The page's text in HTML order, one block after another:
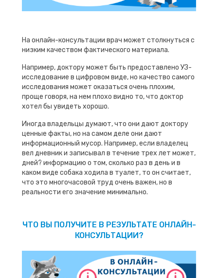
На онлайн-консультации врач может столкнуться с
низким качеством фактического материала.
Например, доктору может быть предоставлено УЗ-
исследование в цифровом виде, но качество самого
исследования может оказаться очень плохим,
проще говоря, на нем плохо видно то, что доктор
хотел бы увидеть хорошо.
Иногда владельцы думают, что они дают доктору
ценные факты, но на самом деле они дают
информационный мусор. Например, если владелец
вел дневник и записывал в течение трех лет может,
дней? информацию о том, сколько раз в день и в
каком виде собака ходила в туалет, то он считает,
что это многочасовой труд очень важен, но в
реальности его значение минимально.
ЧТО ВЫ ПОЛУЧИТЕ В РЕЗУЛЬТАТЕ ОНЛАЙН-
КОНСУЛЬТАЦИИ?